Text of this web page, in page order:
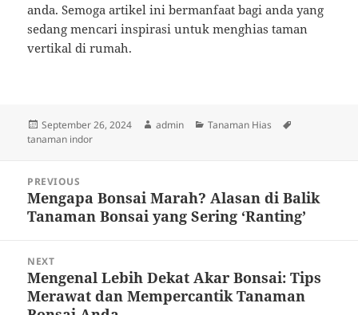
anda. Semoga artikel ini bermanfaat bagi anda yang
sedang mencari inspirasi untuk menghias taman
vertikal di rumah.
Posted
on
September 26, 2024 Author
admin Categories
Tanaman Hias
tanaman indor
navigation
PREVIOUS
Previous
post:
Mengapa Bonsai Marah? Alasan di Balik
Tanaman Bonsai yang Sering ‘Ranting’
NEXT
Next
post:
Mengenal Lebih Dekat Akar Bonsai: Tips
Merawat dan Mempercantik Tanaman